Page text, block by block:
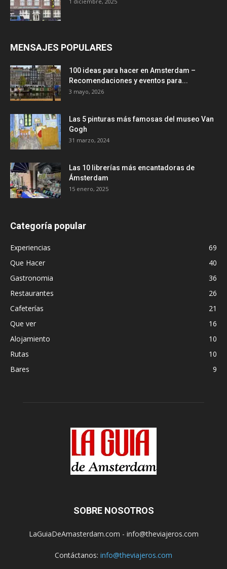
MENSAJES POPULARES
100 ideas para hacer en Amsterdam –
Recomendaciones y eventos para...
3 mayo, 2026
Las 5 pinturas más famosas del museo Van
Gogh
31 marzo, 2024
Las 10 librerías más encantadoras de
Ámsterdam
15 enero, 2025
Categoría popular
Experiencias
69
Que Hacer
40
Gastronomia
36
Restaurantes
26
Cafeterías
21
Que ver
16
Alojamiento
10
Rutas
10
Bares
9
SOBRE NOSOTROS
LaGuiaDeAmasterdam.com - info@theviajeros.com
Contáctanos: info@theviajeros.com